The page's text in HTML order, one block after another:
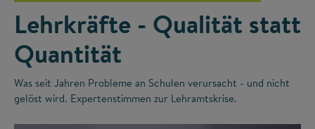
Lehrkräfte - Qualität statt
Quantität
Was seit Jahren Probleme an Schulen verursacht - und nicht
gelöst wird. Expertenstimmen zur Lehramtskrise.